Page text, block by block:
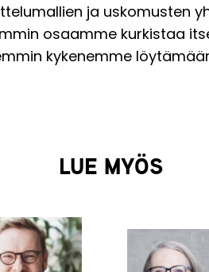
ja uskomusten
osaamme kurkistaa
kykenemme
LUE MYÖS